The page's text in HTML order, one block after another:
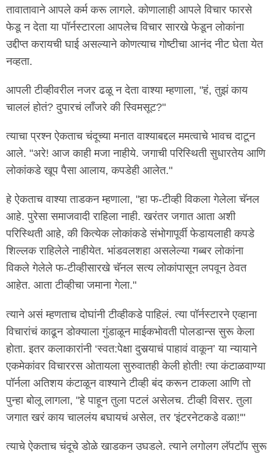
तावातावाने आपले कर्म करू लागले. कोणालाही आपले विचार फारसे
फेडू न देता या पॉर्नस्टारला आपलेच विचार सारखे फेडून लोकांना
उद्दीप्त करायची घाई असल्याने कोणत्याच गोष्टीचा आनंद नीट घेता येत
नव्हता.
आपली टीव्हीवरील नजर ढळू न देता वाश्या म्हणाला, "हं, तुझं काय
चाललं होतं? दुपारचं लाँजरे की स्विमसूट?"
त्याचा प्रश्न ऐकताच चंदूच्या मनात वाश्याबद्दल ममत्वाचे भावच दाटून
आले. "अरे! आज काही मजा नाहीये. जगाची परिस्थिती सुधारतेय आणि
लोकांकडे खूप पैसा आलाय, कपडेही आलेत."
हे ऐकताच वाश्या ताडकन म्हणाला, "हा फ-टीव्ही विकला गेलेला चॅनल
आहे. पुरेसा समाजवादी राहिला नाही. खरंतर जगात आता अशी
परिस्थिती आहे, की कित्येक लोकांकडे संभोगापूर्वी फेडायलाही कपडे
शिल्लक राहिलेले नाहीयेत. भांडवलशहा असलेल्या गब्बर लोकांना
विकले गेलेले फ-टीव्हीसारखे चॅनल सत्य लोकांपासून लपवून ठेवत
आहेत. आता टीव्हीचा जमाना गेला."
त्याने असं म्हणताच दोघांनी टीव्हीकडे पाहिलं. त्या पॉर्नस्टारने एव्हाना
विचारांचं काढून डोक्याला गुंडाळून माईकभोवती पोलडान्स सुरू केला
होता. इतर कलाकारांनी ‘स्वत:पेक्षा दुसर्‍याचं पाहावं वाकून’ या न्यायाने
एकमेकांवर विचाररस ओतायला सुरुवातही केली होती! त्या कंटाळवाण्या
पॉर्नला अतिशय कंटाळून वाश्याने टीव्ही बंद करून टाकला आणि तो
पुन्हा बोलू लागला, "हे पाहून तुला पटलं असेलच. टीव्ही विसर. तुला
जगात खरं काय चाललंय बघायचं असेल, तर 'इंटरनेटकडे वळा!'"
त्याचे ऐकताच चंदूचे डोळे खाडकन उघडले. त्याने लगोलग लॅपटॉप सुरू